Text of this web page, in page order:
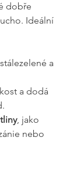
dobře
Ideální
a
a dodá
, jako
nebo